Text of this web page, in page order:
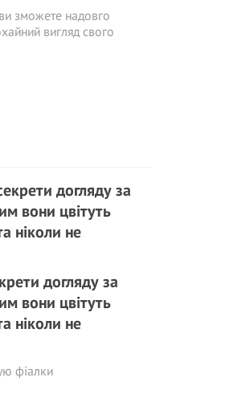
зможете надовго
вигляд свого
догляду за
вони цвітуть
ніколи не
фіалки